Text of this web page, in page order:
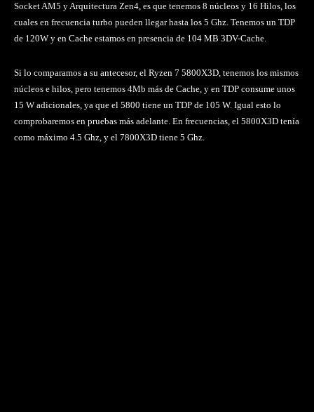
Socket AM5 y Arquitectura Zen4, es que tenemos 8 núcleos y 16 Hilos, los
cuales en frecuencia turbo pueden llegar hasta los 5 Ghz. Tenemos un TDP
de 120W y en Cache estamos en presencia de 104 MB 3DV-Cache.
Si lo comparamos a su antecesor, el Ryzen 7 5800X3D, tenemos los mismos
núcleos e hilos, pero tenemos 4Mb más de Cache, y en TDP consume unos
15 W adicionales, ya que el 5800 tiene un TDP de 105 W. Igual esto lo
comprobaremos en pruebas más adelante. En frecuencias, el 5800X3D tenía
como máximo 4.5 Ghz, y el 7800X3D tiene 5 Ghz.